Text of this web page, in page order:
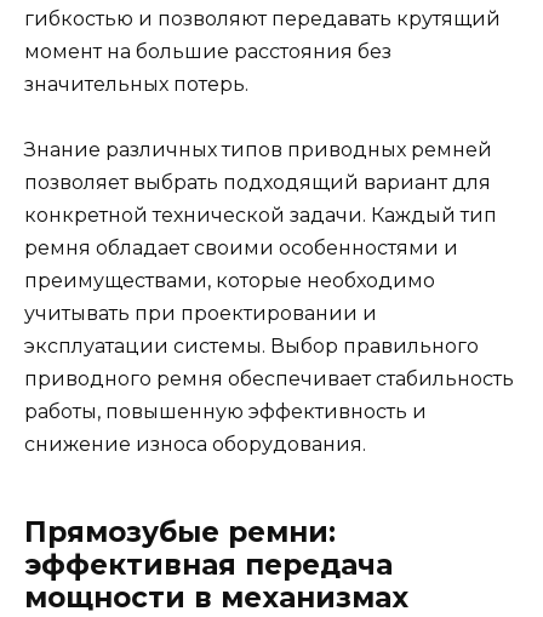
гибкостью и позволяют передавать крутящий
момент на большие расстояния без
значительных потерь.
Знание различных типов приводных ремней
позволяет выбрать подходящий вариант для
конкретной технической задачи. Каждый тип
ремня обладает своими особенностями и
преимуществами, которые необходимо
учитывать при проектировании и
эксплуатации системы. Выбор правильного
приводного ремня обеспечивает стабильность
работы, повышенную эффективность и
снижение износа оборудования.
Прямозубые ремни:
эффективная передача
мощности в механизмах